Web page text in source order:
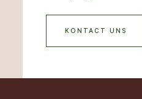
KONTACT UNS